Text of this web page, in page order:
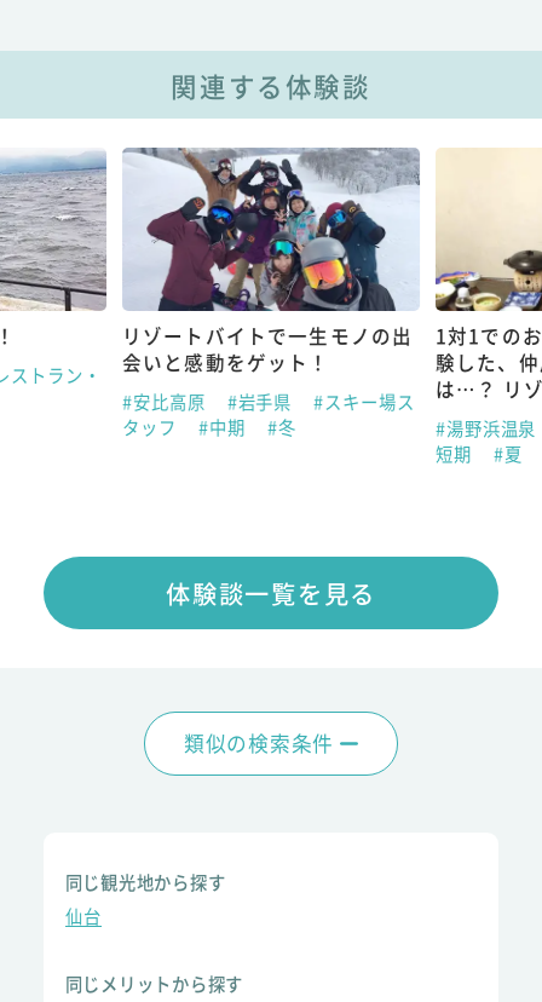
関連する体験談
ストラン・
リゾートバイトで一生モノの出
会いと感動をゲット！
#安比高原 #岩手県
#スキー場ス
タッフ
#中期 #冬
1対1での
験した、
は…？ リ
#湯野浜温泉
短期
#夏
体験談一覧を見る
類似の検索条件
同じ観光地から探す
仙台
同じメリットから探す